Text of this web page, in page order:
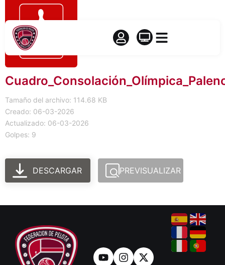
Tamaño del archivo: 114.68 KB
Creado: 06-03-2026
Actualizado: 06-03-2026
Golpes: 9
DESCARGAR PREVISUALIZAR